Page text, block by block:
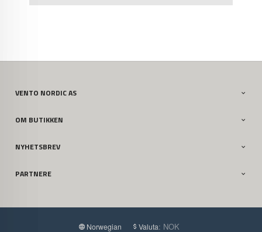
VENTO NORDIC AS
OM BUTIKKEN
NYHETSBREV
PARTNERE
Norwegian Valuta: NOK